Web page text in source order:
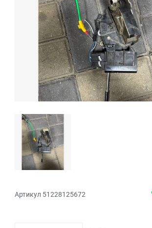
Артикул 51228125672